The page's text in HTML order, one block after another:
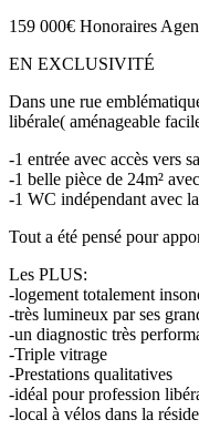
159 000€ Honoraires
EN EXCLUSIVITÉ
Dans une rue
libérale( aménageable
-1 entrée avec accès vers
-1 belle pièce de 24m²
-1 WC indépendant avec
Tout a été pensé pour
Les PLUS:
-logement totalement
-très lumineux par ses
-un diagnostic très
-Triple vitrage
-Prestations qualitatives
-idéal pour profession
-local à vélos dans la